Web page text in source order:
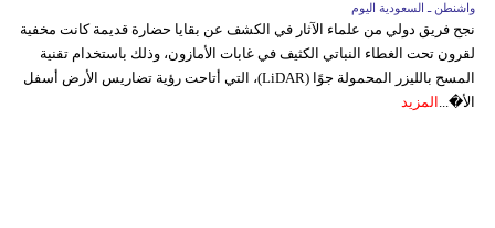
واشنطن ـ السعودية اليوم
نجح فريق دولي من علماء الآثار في الكشف عن بقايا حضارة قديمة كانت مخفية
لقرون تحت الغطاء النباتي الكثيف في غابات الأمازون، وذلك باستخدام تقنية
المسح بالليزر المحمولة جوًا (LiDAR)، التي أتاحت رؤية تضاريس الأرض أسفل
الأ�... المزيد